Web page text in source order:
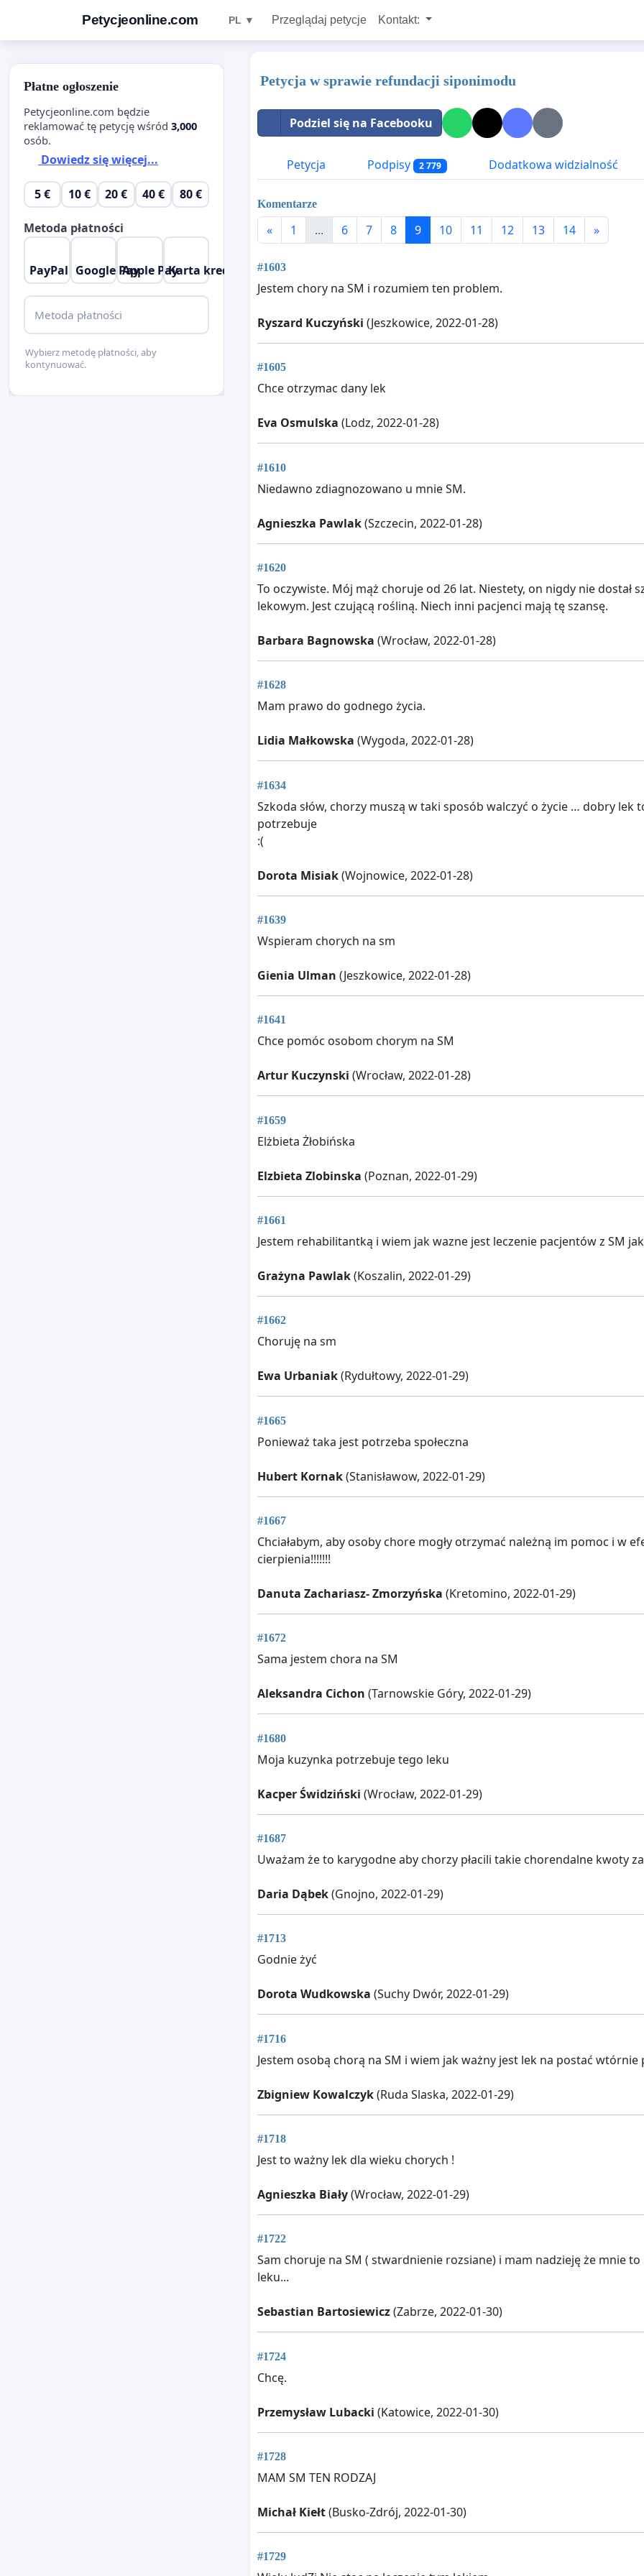
Petycjeonline.com PL ▼ Przeglądaj petycje Kontakt:
Petycja w sprawie refundacji siponimodu
Podziel się na Facebooku
Petycja Podpisy 2 779 Dodatkowa widzialność
Komentarze
« 1 ... 6 7 8 9 10 11 12 13 14 »
#1603
Jestem chory na SM i rozumiem ten problem.
Ryszard Kuczyński (Jeszkowice, 2022-01-28)
#1605
Chce otrzymac dany lek
Eva Osmulska (Lodz, 2022-01-28)
#1610
Niedawno zdiagnozowano u mnie SM.
Agnieszka Pawlak(Szczecin, 2022-01-28)
#1620
To oczywiste. Mój mąż choruje od 26 lat. Niestety, on nigdy nie
lekowym. Jest czującą rośliną. Niech inni pacjenci mają tę szansę.
Barbara Bagnowska (Wrocław, 2022-01-28)
#1628
Mam prawo do godnego życia.
Lidia Małkowska (Wygoda, 2022-01-28)
#1634
Szkoda słów, chorzy muszą w taki sposób walczyć o życie … dobry
potrzebuje
:(
Dorota Misiak(Wojnowice, 2022-01-28)
#1639
Wspieram chorych na sm
Gienia Ulman (Jeszkowice, 2022-01-28)
#1641
Chce pomóc osobom chorym na SM
Artur Kuczynski (Wrocław, 2022-01-28)
#1659
Elżbieta Żłobińska
Elzbieta Zlobinska (Poznan, 2022-01-29)
#1661
Jestem rehabilitantką i wiem jak wazne jest leczenie pacjentów z SM
Grażyna Pawlak(Koszalin, 2022-01-29)
#1662
Choruję na sm
Ewa Urbaniak(Rydułtowy, 2022-01-29)
#1665
Ponieważ taka jest potrzeba społeczna
Hubert Kornak(Stanisławow, 2022-01-29)
#1667
Chciałabym, aby osoby chore mogły otrzymać należną im pomoc i w
cierpienia!!!!!!!
Danuta Zachariasz- Zmorzyńska (Kretomino, 2022-01-29)
#1672
Sama jestem chora na SM
Aleksandra Cichon (Tarnowskie Góry, 2022-01-29)
#1680
Moja kuzynka potrzebuje tego leku
Kacper Świdziński (Wrocław, 2022-01-29)
#1687
Uważam że to karygodne aby chorzy płacili takie chorendalne kwoty
Daria Dąbek(Gnojno, 2022-01-29)
#1713
Godnie żyć
Dorota Wudkowska (Suchy Dwór, 2022-01-29)
#1716
Jestem osobą chorą na SM i wiem jak ważny jest lek na postać wtórnie
Zbigniew Kowalczyk(Ruda Slaska, 2022-01-29)
#1718
Jest to ważny lek dla wieku chorych !
Agnieszka Biały(Wrocław, 2022-01-29)
#1722
Sam choruje na SM ( stwardnienie rozsiane) i mam nadzieję że mnie
leku...
Sebastian Bartosiewicz(Zabrze, 2022-01-30)
#1724
Chcę.
Przemysław Lubacki (Katowice, 2022-01-30)
#1728
MAM SM TEN RODZAJ
Michał Kiełt(Busko-Zdrój, 2022-01-30)
#1729
Płatne ogłoszenie
Petycjeonline.com będzie
reklamować tę petycję wśród 3,000
osób.
Dowiedz się więcej...
5 € 10 € 20 € 40 € 80 €
Metoda płatności
PayPal Google PayApple PayKarta kredytowa
Metoda płatności
Wybierz metodę płatności, aby
kontynuować.